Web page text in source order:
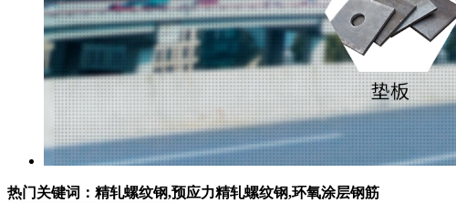
热门关键词：精轧螺纹钢,预应力精轧螺纹钢,环氧涂层钢筋